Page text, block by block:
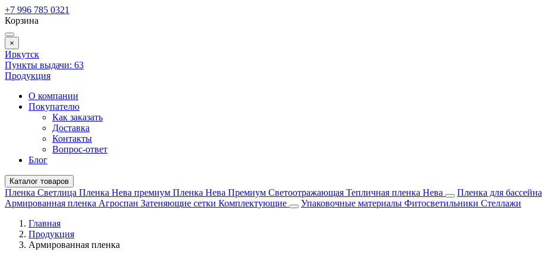
+7 996 785 0321
Корзина
×
Иркутск
Пункты выдачи: 63
Продукция
О компании
Покупателю
Как заказать
Доставка
Контакты
Вопрос-ответ
Блог
Каталог товаров
Пленка Светлица Пленка Нева премиум Пленка Нева Премиум Светоотражающая Тепличная пленка Нева Пленка для бассейна
Армированная пленка Агроспан Затеняющие сетки Комплектующие Упаковочные материалы Фитосветильники Стеллажи
Главная
Продукция
Армированная пленка